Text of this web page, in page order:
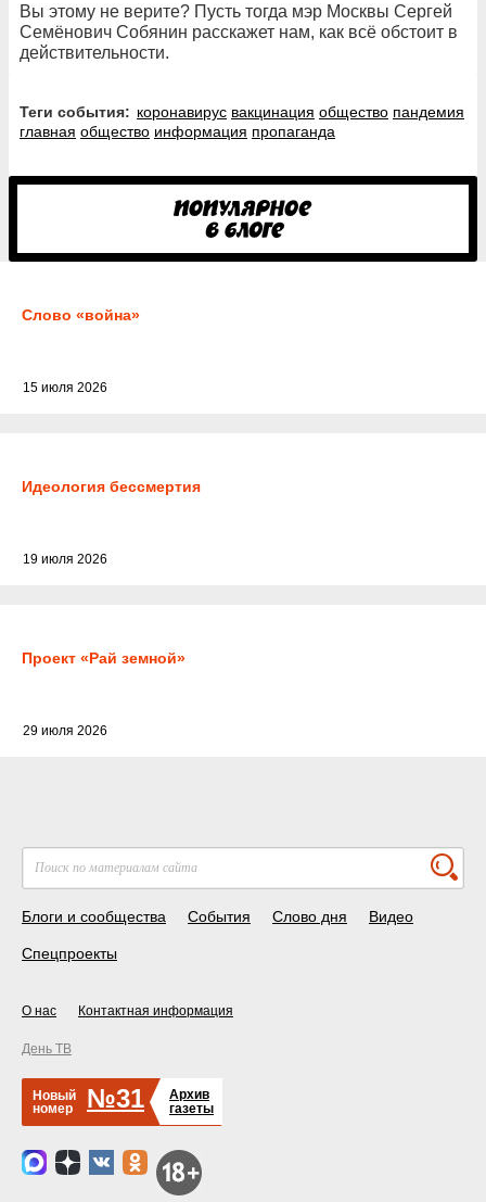
Вы этому не верите? Пусть тогда мэр Москвы Сергей
Семёнович Собянин расскажет нам, как всё обстоит в
действительности.
Теги события: коронавирус вакцинация общество пандемия
главная общество информация пропаганда
Слово «война»
15 июля 2026
Идеология бессмертия
19 июля 2026
Проект «Рай земной»
29 июля 2026
Блоги и сообщества События Слово дня Видео
Спецпроекты
О нас Контактная информация
День ТВ
Новый
номер
№31
Архив
газеты